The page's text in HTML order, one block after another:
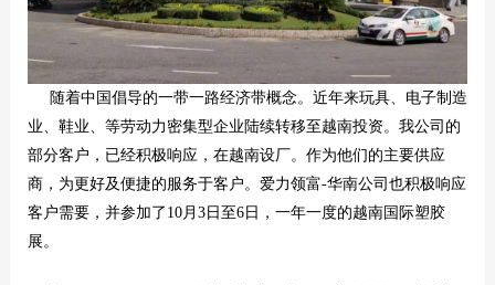
随着中国倡导的一带一路经济带概念。近年来玩具、电子制造
业、鞋业、等劳动力密集型企业陆续转移至越南投资。我公司的
部分客户，已经积极响应，在越南设厂。作为他们的主要供应
商，为更好及便捷的服务于客户。爱力领富-华南公司也积极响应
客户需要，并参加了10月3日至6日，一年一度的越南国际塑胶
展。